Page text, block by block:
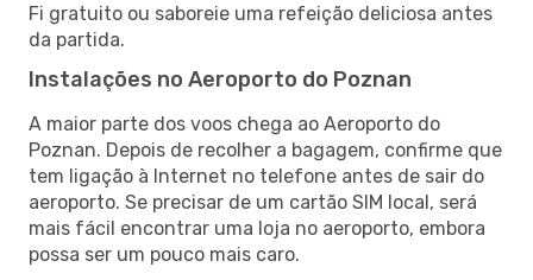
Fi gratuito ou saboreie uma refeição deliciosa antes
da partida.
Instalações no Aeroporto do Poznan
A maior parte dos voos chega ao Aeroporto do
Poznan. Depois de recolher a bagagem, confirme que
tem ligação à Internet no telefone antes de sair do
aeroporto. Se precisar de um cartão SIM local, será
mais fácil encontrar uma loja no aeroporto, embora
possa ser um pouco mais caro.